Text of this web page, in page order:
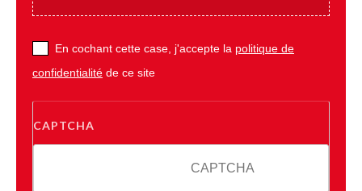
En cochant cette case, j'accepte la politique de
confidentialité de ce site
CAPTCHA